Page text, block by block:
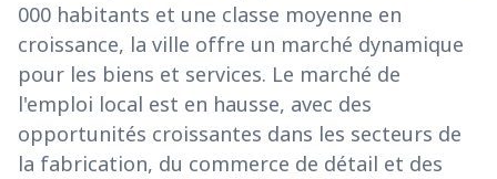
000 habitants et une classe moyenne en
croissance, la ville offre un marché dynamique
pour les biens et services. Le marché de
l'emploi local est en hausse, avec des
opportunités croissantes dans les secteurs de
la fabrication, du commerce de détail et des